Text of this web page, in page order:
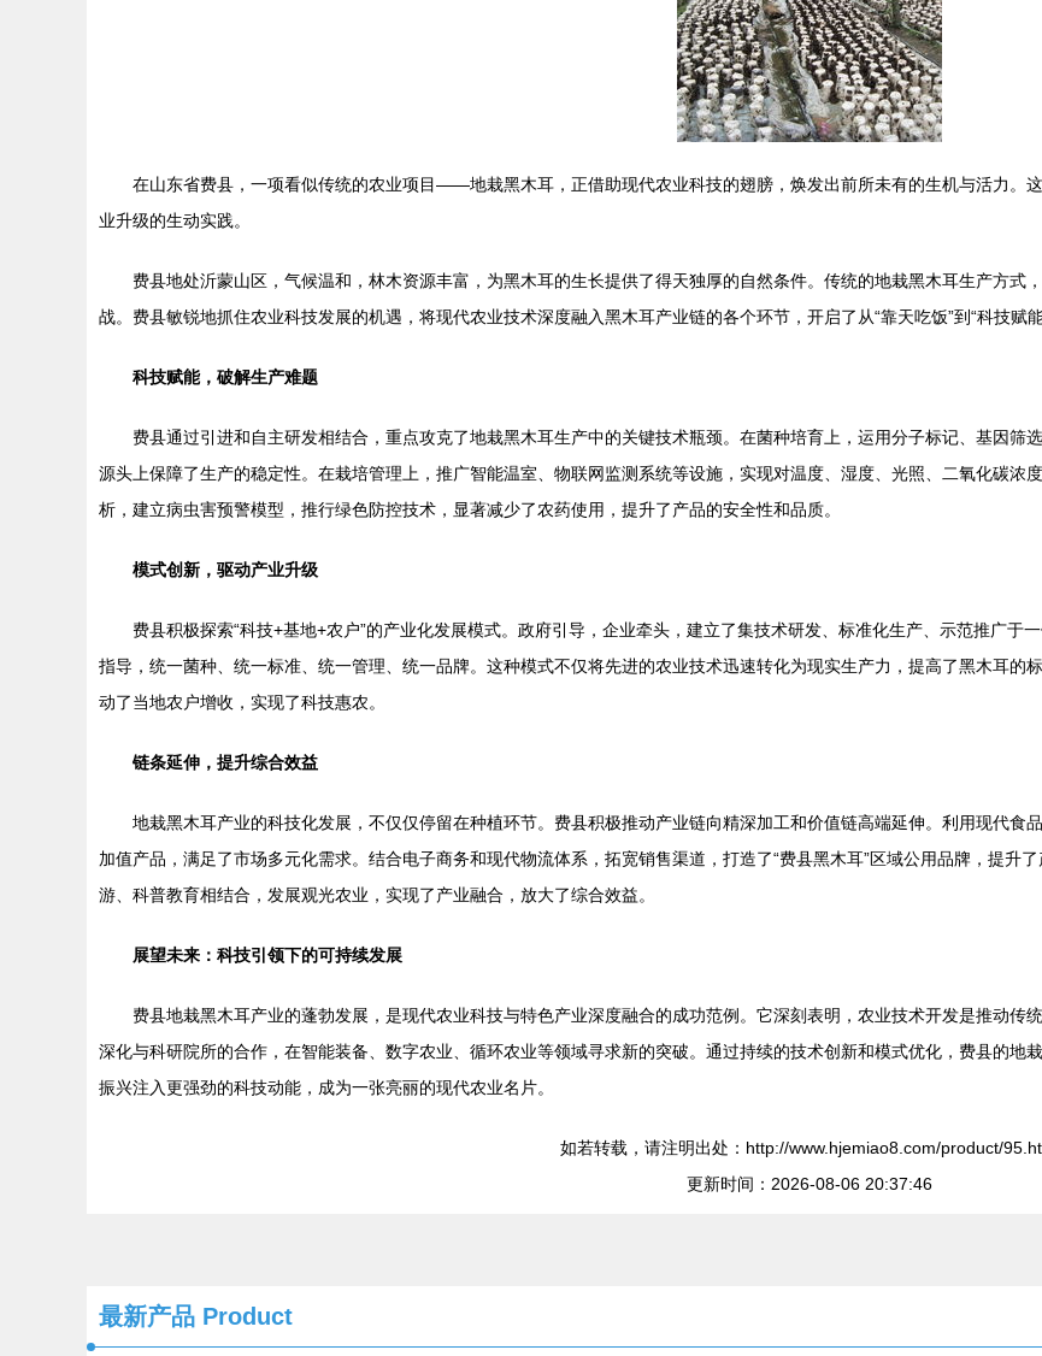
在山东省费县，一项看似传统的农业项目——地栽黑木耳，正借助现代农业科技的翅膀，焕发出前所未有的生机与活力。
业升级的生动实践。
费县地处沂蒙山区，气候温和，林木资源丰富，为黑木耳的生长提供了得天独厚的自然条件。传统的地栽黑木耳生产方式
战。费县敏锐地抓住农业科技发展的机遇，将现代农业技术深度融入黑木耳产业链的各个环节，开启了从“靠天吃饭”到“科技赋能
科技赋能，破解生产难题
费县通过引进和自主研发相结合，重点攻克了地栽黑木耳生产中的关键技术瓶颈。在菌种培育上，运用分子标记、基因筛
源头上保障了生产的稳定性。在栽培管理上，推广智能温室、物联网监测系统等设施，实现对温度、湿度、光照、二氧化碳浓
析，建立病虫害预警模型，推行绿色防控技术，显著减少了农药使用，提升了产品的安全性和品质。
模式创新，驱动产业升级
费县积极探索“科技+基地+农户”的产业化发展模式。政府引导，企业牵头，建立了集技术研发、标准化生产、示范推广于
指导，统一菌种、统一标准、统一管理、统一品牌。这种模式不仅将先进的农业技术迅速转化为现实生产力，提高了黑木耳的
动了当地农户增收，实现了科技惠农。
链条延伸，提升综合效益
地栽黑木耳产业的科技化发展，不仅仅停留在种植环节。费县积极推动产业链向精深加工和价值链高端延伸。利用现代食
加值产品，满足了市场多元化需求。结合电子商务和现代物流体系，拓宽销售渠道，打造了“费县黑木耳”区域公用品牌，提升
游、科普教育相结合，发展观光农业，实现了产业融合，放大了综合效益。
展望未来：科技引领下的可持续发展
费县地栽黑木耳产业的蓬勃发展，是现代农业科技与特色产业深度融合的成功范例。它深刻表明，农业技术开发是推动传
深化与科研院所的合作，在智能装备、数字农业、循环农业等领域寻求新的突破。通过持续的技术创新和模式优化，费县的地
振兴注入更强劲的科技动能，成为一张亮丽的现代农业名片。
如若转载，请注明出处：http://www.hjemiao8.com/product/
更新时间：2026-08-06 20:37:46
最新产品 Product